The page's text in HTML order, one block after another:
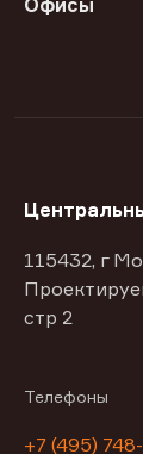
Офисы
115432, г
стр 2
Телефоны
+7 (495)